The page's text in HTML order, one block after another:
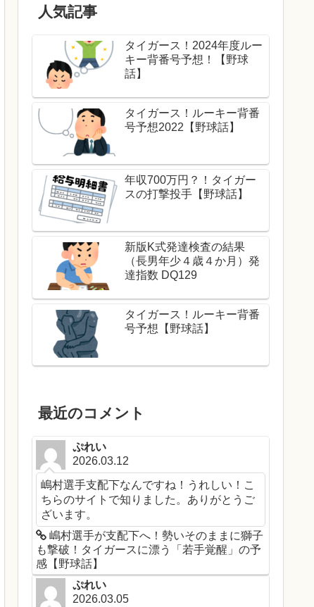
人気記事
タイガース！2024年度ルー
キー背番号予想！【野球
話】
タイガース！ルーキー背番
号予想2022【野球話】
年収700万円？！タイガー
スの打撃投手【野球話】
新版K式発達検査の結果
（長男年少４歳４か月）発
達指数 DQ129
タイガース！ルーキー背番
号予想【野球話】
最近のコメント
ぷれい
2026.03.12
嶋村選手支配下なんですね！うれしい！こ
ちらのサイトで知りました。ありがとうご
ざいます。
嶋村選手が支配下へ！勢いそのままに獅子
も撃破！タイガースに漂う「若手覚醒」の予
感【野球話】
ぷれい
2026.03.05